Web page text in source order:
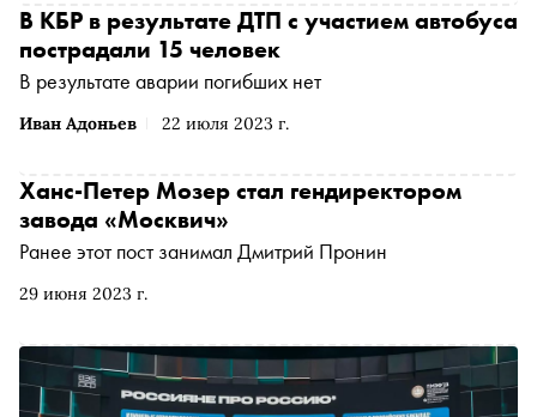
Иван Адоньев 22 июля 2023 г.
В КБР в результате ДТП с участием автобуса
пострадали 15 человек
В результате аварии погибших нет
29 июня 2023 г.
Ханс-Петер Мозер стал гендиректором
завода «Москвич»
Ранее этот пост занимал Дмитрий Пронин